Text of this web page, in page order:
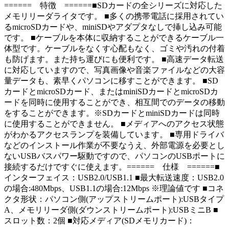
====== 特徴 ======■SDカードの全シリーズに対応した
メモリリーダライタです。 ■多くの携帯電話に採用されてい
るmicroSDカードや、miniSDやアダプタなしで挿し込み可能
です。 ■ケーブルを本体に収納することができるケーブル一
体型です。ケーブルをなくす心配もなく、ゴミや汚れの付着
も防げます。また持ち運びにも便利です。 ■高速データ転送
に対応していますので、写真画像や音楽ファイルなどの大容
量データも、素早くパソコンに移すことができます。 ■SD
カードとmicroSDカード、またはminiSDカードとmicroSDカ
ードを同時に使用することができ、相互間でのデータの移動
をすることができます。※SDカードとminiSDカードは同時
に使用することができません。 ■メディアへのアクセス状態
がわかるアクセスランプを装備しています。 ■専用ドライバ
などのインストール作業が不要なうえ、外部電源を必要とし
ないUSBバスパワー駆動ですので、パソコンのUSBポートに
接続するだけですぐに使えます。====== 仕様 ======■
インターフェイス：USB2.0/USB1.1 ■最大転送速度：USB2.0
の場合:480Mbps、USB1.1の場合:12Mbps ※理論値です ■コネ
クタ形状：パソコン側(アップストリームポート):USBタイプ
A、メモリリーダ側(ダウンストリームポート):USBミニB ■
スロット数：2個 ■対応メディア(SDメモリカード)：